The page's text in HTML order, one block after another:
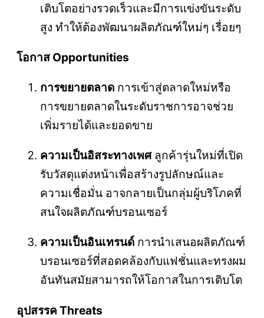
เติบโตอย่างรวดเร็วและมีการแข่งขันระดับ
สูง ทำให้ต้องพัฒนาผลิตภัณฑ์ใหม่ๆ เรื่อยๆ
โอกาส Opportunities
การขยายตลาด การเข้าสู่ตลาดใหม่หรือ
การขยายตลาดในระดับราชการอาจช่วย
เพิ่มรายได้และยอดขาย
ความเป็นอิสระทางเพศลูกค้ารุ่นใหม่ที่เปิด
รับวัสดุแต่งหน้าเพื่อสร้างรูปลักษณ์และ
ความเชื่อมั่น อาจกลายเป็นกลุ่มผู้บริโภคที่
สนใจผลิตภัณฑ์บรอนเซอร์
ความเป็นอินเทรนด์ การนำเสนอผลิตภัณฑ์
บรอนเซอร์ที่สอดคล้องกับแฟชั่นและทรงผม
อันทันสมัยสามารถให้โอกาสในการเติบโต
อุปสรรค Threats